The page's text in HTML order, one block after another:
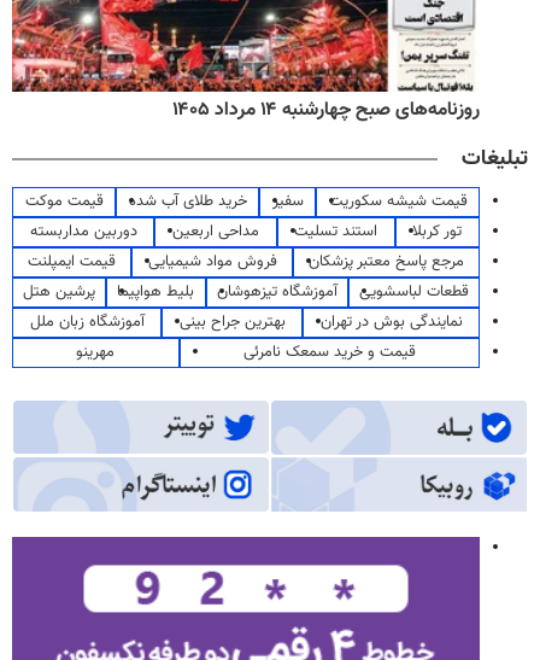
روزنامه‌های صبح چهارشنبه ۱۴ مرداد ۱۴۰۵
تبلیغات
قیمت شیشه سکوریت سفیر خرید طلای آب شده
قیمت موکت
تور کربلا
استند تسلیت مداحی اربعین
دوربین مداربسته
مرجع پاسخ معتبر پزشکان
فروش مواد شیمیایی
قیمت ایمپلنت
قطعات لباسشویی
آموزشگاه تیزهوشان بلیط هواپیما
پرشین هتل
نمایندگی بوش در تهران
بهترین جراح بینی
آموزشگاه زبان ملل
قیمت و خرید سمعک نامرئی
مهرینو